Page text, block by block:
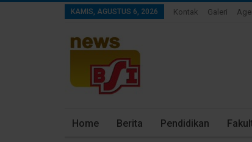
KAMIS, AGUSTUS 6, 2026 Kontak Galeri
Home Berita Pendidikan